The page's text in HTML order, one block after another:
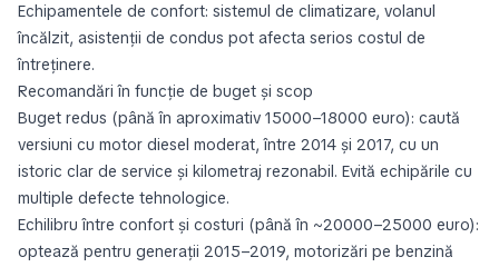
Echipamentele de confort: sistemul de climatizare, volanul
încălzit, asistenții de condus pot afecta serios costul de
întreținere.
Recomandări în funcție de buget și scop
Buget redus (până în aproximativ 15000–18000 euro): caută
versiuni cu motor diesel moderat, între 2014 și 2017, cu un
istoric clar de service și kilometraj rezonabil. Evită echipările cu
multiple defecte tehnologice.
Echilibru între confort și costuri (până în ~20000–25000 euro):
optează pentru generații 2015–2019, motorizări pe benzină